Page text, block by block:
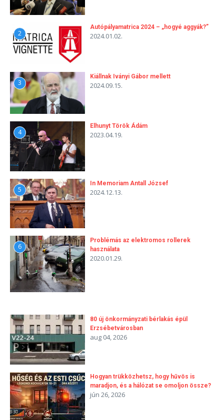
2
Autópályamatrica 2024 – „hogyé aggyák?”
2024.01.02.
3
Kiállnak Iványi Gábor mellett
2024.09.15.
4
Elhunyt Török Ádám
2023.04.19.
5
In Memoriam Antall József
2024.12.13.
6
Problémás az elektromos rollerek
használata
2020.01.29.
80 új önkormányzati bérlakás épül
Erzsébetvárosban
aug 04, 2026
Hogyan trükközhetsz, hogy hűvös is
maradjon, és a hálózat se omoljon össze?
jún 26, 2026